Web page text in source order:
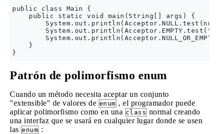
public class Main {
    public static void main(String[] args) {
    }
Patrón de polimorfismo enum
Cuando un método necesita aceptar un conjunto
"extensible" de valores de enum , el programador puede
aplicar polimorfismo como en una class normal creando
una interfaz que se usará en cualquier lugar donde se usen
las enum :